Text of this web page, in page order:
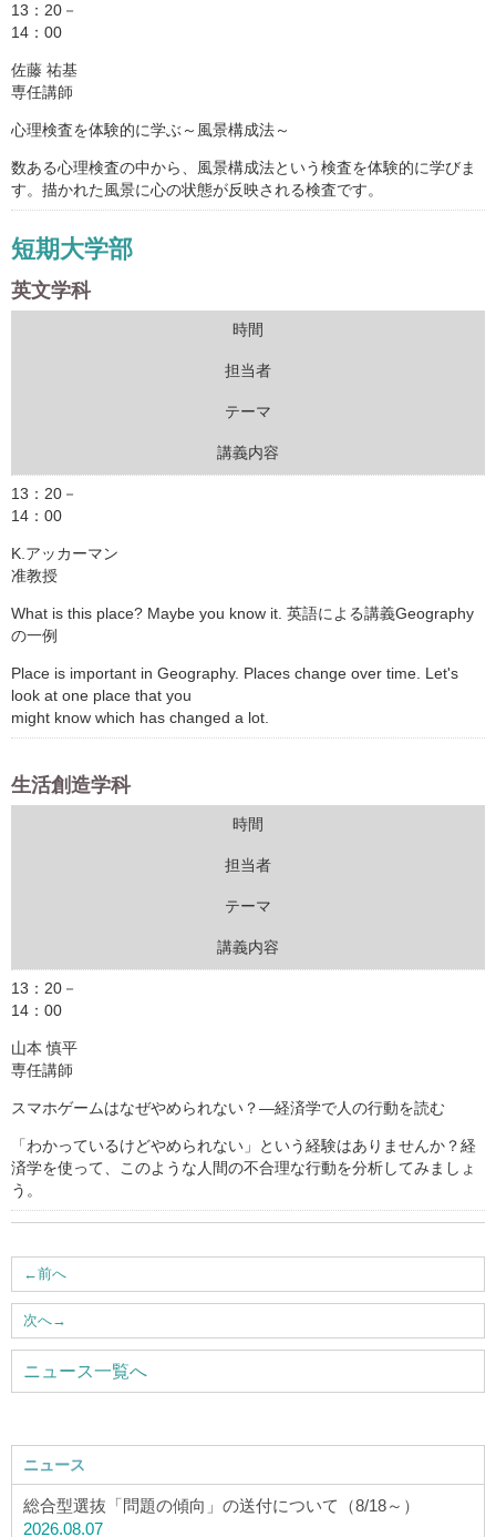
13：20－
14：00
佐藤 祐基
専任講師
心理検査を体験的に学ぶ～風景構成法～
数ある心理検査の中から、風景構成法という検査を体験的に学びま
す。描かれた風景に心の状態が反映される検査です。
短期大学部
英文学科
時間
担当者
テーマ
講義内容
13：20－
14：00
K.アッカーマン
准教授
What is this place? Maybe you know it. 英語による講義Geography
の一例
Place is important in Geography. Places change over time. Let's
look at one place that you
might know which has changed a lot.
生活創造学科
時間
担当者
テーマ
講義内容
13：20－
14：00
山本 慎平
専任講師
スマホゲームはなぜやめられない？―経済学で人の行動を読む
「わかっているけどやめられない」という経験はありませんか？経
済学を使って、このような人間の不合理な行動を分析してみましょ
う。
←前へ
次へ→
ニュース一覧へ
ニュース
総合型選抜「問題の傾向」の送付について（8/18～）
2026.08.07